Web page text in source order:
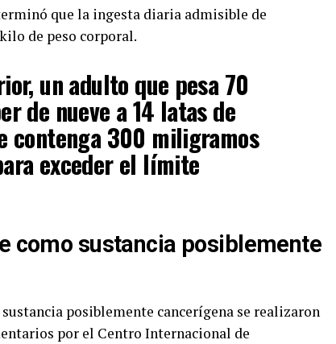
que la ingesta diaria admisible de
de peso corporal.
un adulto que pesa 70
de nueve a 14 latas de
contenga 300 miligramos
exceder el límite
como sustancia posiblemente
posiblemente cancerígena se realizaron
por el Centro Internacional de